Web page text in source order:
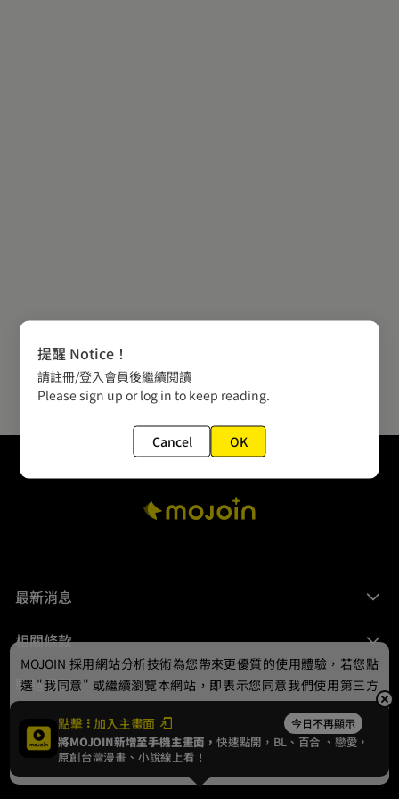
最新消息
相關條款
聯絡我們
© 2024 gamania Digital Entertainment Co., Ltd.
點擊 加入主畫面 今日不再顯示
將MOJOIN新增至手機主畫面，快速點開，BL、 百合 、戀愛，
原創台灣漫畫、小說線上看！
MOJOIN 採用網站分析技術為您帶來更優質的使用體驗，若您點
選 "我同意" 或繼續瀏覽本網站，即表示您同意我們使用第三方
Cookie，欲瞭解更多資訊請見隱私權政策。
我同意
提醒 Notice！
請註冊/登入會員後繼續閱讀
Please sign up or log in to keep reading.
Cancel OK